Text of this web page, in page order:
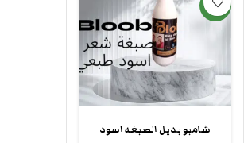
جديد
شامبو بديل الصبغه اسود